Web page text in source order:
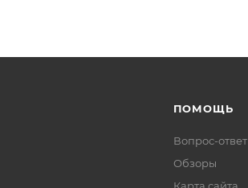
ПОМОЩЬ
Вопрос-ответ
Обзоры